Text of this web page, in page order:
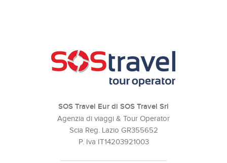
SOS Travel Eur di SOS Travel Srl
Agenzia di viaggi & Tour Operator
Scia Reg. Lazio GR355652
P. Iva IT14203921003